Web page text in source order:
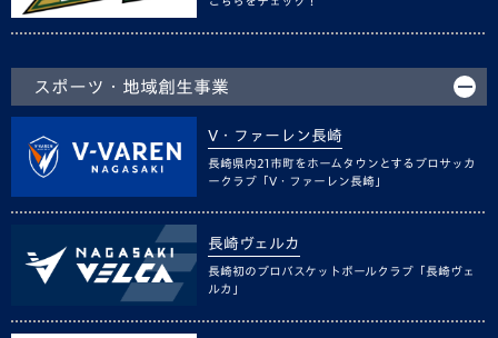
スポーツ・地域創生事業
V・ファーレン長崎
長崎県内21市町をホームタウンとするプロサッカ
ークラブ「V・ファーレン長崎」
長崎ヴェルカ
長崎初のプロバスケットボールクラブ「長崎ヴェ
ルカ」